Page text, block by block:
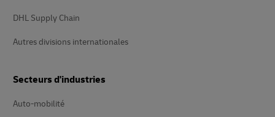
DHL Supply Chain
Autres divisions internationales
Secteurs d'industries
Auto-mobilité